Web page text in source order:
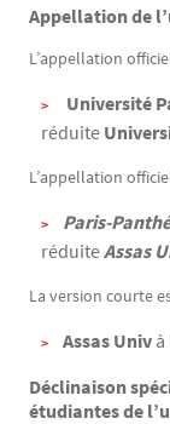
Appellation de
L’appellation
Université
réduite
L’appellation
Paris-
réduiteAssas
La version courte
Assas Univ
Déclinaison
étudiantes de